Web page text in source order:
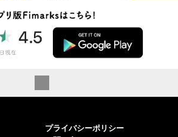
プライバシーポリシー